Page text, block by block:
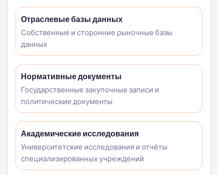
Отраслевые базы данных
Собственные и сторонние рыночные базы
данных
Нормативные документы
Государственные закупочные записи и
политические документы
Академические исследования
Университетские исследования и отчёты
специализированных учреждений